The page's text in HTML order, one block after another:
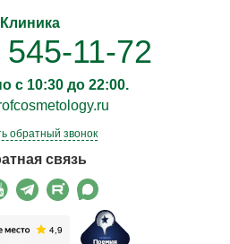
Клиника
545-11-72
с 10:30 до 22:00.
обратный звонок
связь